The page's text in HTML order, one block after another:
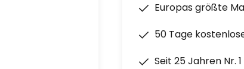
Europas größte
50 Tage
Seit 25 Jahren Nr.